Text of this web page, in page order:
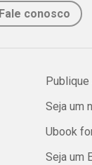
Fale conosco
Seja um
Ubook
Seja um